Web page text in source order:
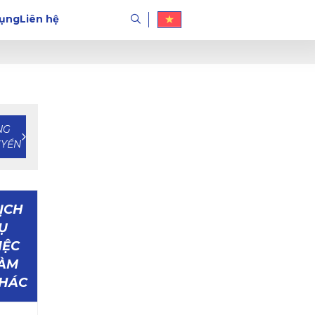
Liên hệ